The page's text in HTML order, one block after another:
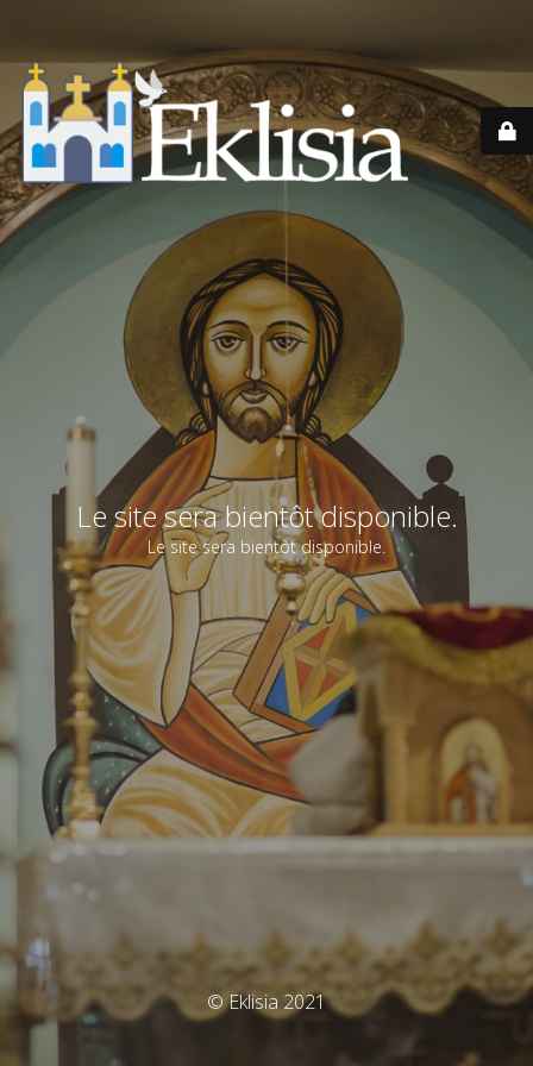
Le site sera bientôt disponible.
Le site sera bientôt disponible.
© Eklisia 2021